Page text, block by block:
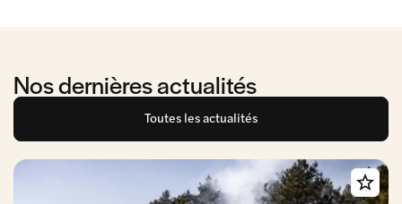
Nos dernières actualités
Toutes les actualités